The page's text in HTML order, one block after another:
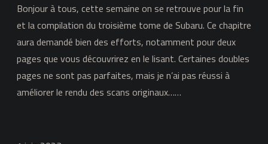
Bonjour à tous, cette semaine on se retrouve pour la fin
et la compilation du troisième tome de Subaru. Ce chapitre
aura demandé bien des efforts, notamment pour deux
pages que vous découvrirez en le lisant. Certaines doubles
pages ne sont pas parfaites, mais je n’ai pas réussi à
améliorer le rendu des scans originaux……